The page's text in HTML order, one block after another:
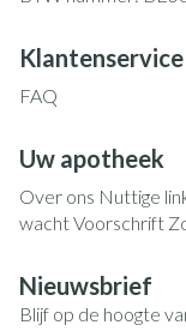
Klantenservice
FAQ
Uw apotheek
Over ons Nuttige
wachtVoorschrift
Nieuwsbrief
Blijf op de hoogte